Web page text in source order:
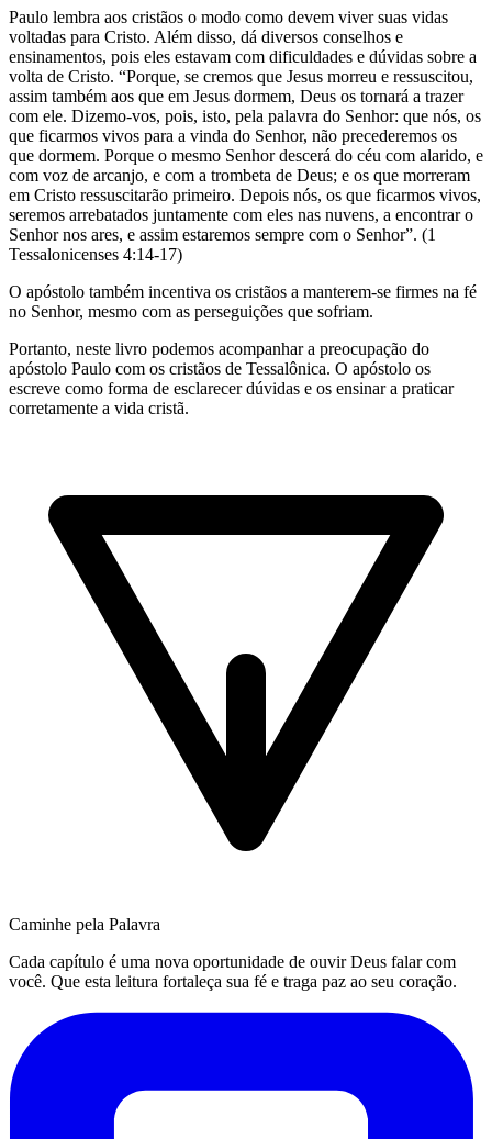
Paulo lembra aos cristãos o modo como devem viver suas vidas
voltadas para Cristo. Além disso, dá diversos conselhos e
ensinamentos, pois eles estavam com dificuldades e dúvidas sobre a
volta de Cristo. “Porque, se cremos que Jesus morreu e ressuscitou,
assim também aos que em Jesus dormem, Deus os tornará a trazer
com ele. Dizemo-vos, pois, isto, pela palavra do Senhor: que nós, os
que ficarmos vivos para a vinda do Senhor, não precederemos os
que dormem. Porque o mesmo Senhor descerá do céu com alarido, e
com voz de arcanjo, e com a trombeta de Deus; e os que morreram
em Cristo ressuscitarão primeiro. Depois nós, os que ficarmos vivos,
seremos arrebatados juntamente com eles nas nuvens, a encontrar o
Senhor nos ares, e assim estaremos sempre com o Senhor”. (1
Tessalonicenses 4:14-17)
O apóstolo também incentiva os cristãos a manterem-se firmes na fé
no Senhor, mesmo com as perseguições que sofriam.
Portanto, neste livro podemos acompanhar a preocupação do
apóstolo Paulo com os cristãos de Tessalônica. O apóstolo os
escreve como forma de esclarecer dúvidas e os ensinar a praticar
corretamente a vida cristã.
Caminhe pela Palavra
Cada capítulo é uma nova oportunidade de ouvir Deus falar com
você. Que esta leitura fortaleça sua fé e traga paz ao seu coração.